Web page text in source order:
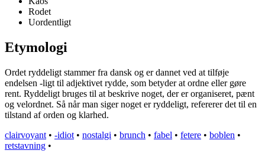
Rodet
Uordentligt
Etymologi
Ordet ryddeligt stammer fra dansk og er dannet ved at tilføje
endelsen -ligt til adjektivet rydde, som betyder at ordne eller gøre
rent. Ryddeligt bruges til at beskrive noget, der er organiseret, pænt
og velordnet. Så når man siger noget er ryddeligt, refererer det til en
tilstand af orden og klarhed.
clairvoyant • -idiot • nostalgi • brunch • fabel • fetere • boblen •
retstavning •